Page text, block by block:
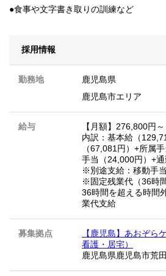
●食事や文字書き取りの訓練など
採用情報
勤務地
鹿児島県
鹿児島市エリア
給与
【月額】276,800円～
内訳：基本給（
（67,081円）+所属
手当（24,000円）+
※別途支給：移動手
※固定残業代（36時
36時間を超える時間
業代支給
募集拠点
【鹿児島】あおぞら
看護・居宅）
鹿児島県鹿児島市荒